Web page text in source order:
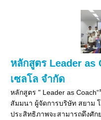
หลักสูตร Leader as
เซลโล จำกัด
หลักสูตร " Leader as
สัมมนา ผู้จัดการบริษัท สยาม
ประสิทธิภาพจะสามารถดึงศั